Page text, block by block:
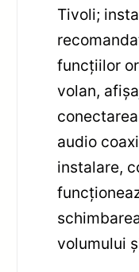
Tivoli;
funcțiilor
volan,
audio
instalare,
volumului